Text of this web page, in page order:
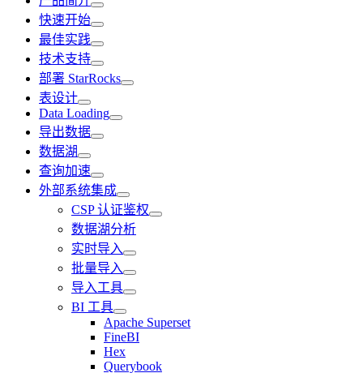
快速开始
最佳实践
技术支持
部署 StarRocks
表设计
Data Loading
导出数据
数据湖
查询加速
外部系统集成
CSP 认证鉴权
数据湖分析
实时导入
批量导入
导入工具
BI 工具
Apache Superset
FineBI
Hex
Querybook